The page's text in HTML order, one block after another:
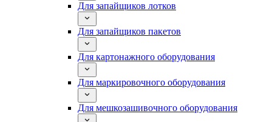
Для запайщиков лотков
Для запайщиков пакетов
Для картонажного оборудования
Для маркировочного оборудования
Для мешкозашивочного оборудования